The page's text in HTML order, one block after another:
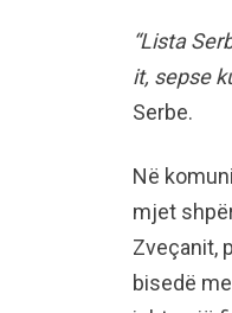
“Lista
it, sepse
Serbe.
Në
mjet
Zveçanit,
bisedë